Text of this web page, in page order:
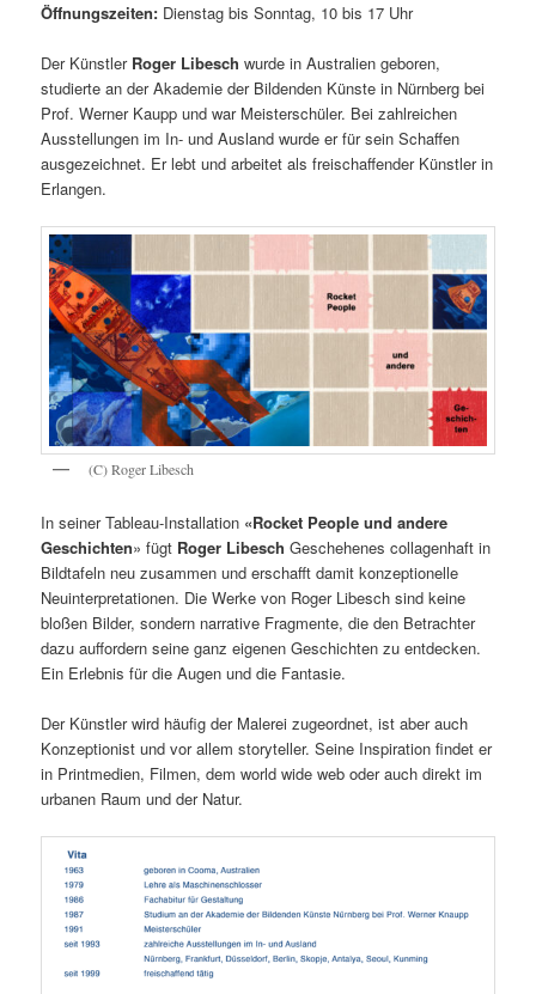
Öffnungszeiten: Dienstag bis Sonntag, 10 bis 17 Uhr
Der Künstler Roger Libesch wurde in Australien geboren,
studierte an der Akademie der Bildenden Künste in Nürnberg bei
Prof. Werner Kaupp und war Meisterschüler. Bei zahlreichen
Ausstellungen im In- und Ausland wurde er für sein Schaffen
ausgezeichnet. Er lebt und arbeitet als freischaffender Künstler in
Erlangen.
(C) Roger Libesch
In seiner Tableau-Installation «Rocket People und andere
Geschichten» fügt Roger Libesch Geschehenes collagenhaft in
Bildtafeln neu zusammen und erschafft damit konzeptionelle
Neuinterpretationen. Die Werke von Roger Libesch sind keine
bloßen Bilder, sondern narrative Fragmente, die den Betrachter
dazu auffordern seine ganz eigenen Geschichten zu entdecken.
Ein Erlebnis für die Augen und die Fantasie.
Der Künstler wird häufig der Malerei zugeordnet, ist aber auch
Konzeptionist und vor allem storyteller. Seine Inspiration findet er
in Printmedien, Filmen, dem world wide web oder auch direkt im
urbanen Raum und der Natur.